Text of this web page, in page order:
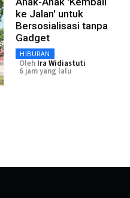
ke Jalan' untuk
Bersosialisasi tanpa
Gadget
HIBURAN
Oleh Ira Widiastuti
6 jam yang lalu